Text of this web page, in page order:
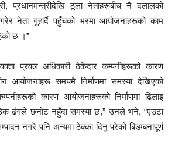
प्रधानमन्त्रीदेखि ठूला नेताहरूबीच नै दलालको
नेता गुहार्दै पहुँचको भरमा आयोजनाहरूको काम
छ ।”
प्रवल अधिकारी ठेकेदार कम्पनीहरूको कारण
आयोजनाहरू समयमै निर्माणमा समस्या देखिएको
कारण आयोजनाहरूको निर्माणमा ढिलाइ
ढंगले छनोट नहुँदा समस्या छ,” उनले भने, “एउटा
नगरे पनि अन्यमा ठेक्का दिनु परेको बिडम्बनापूर्ण